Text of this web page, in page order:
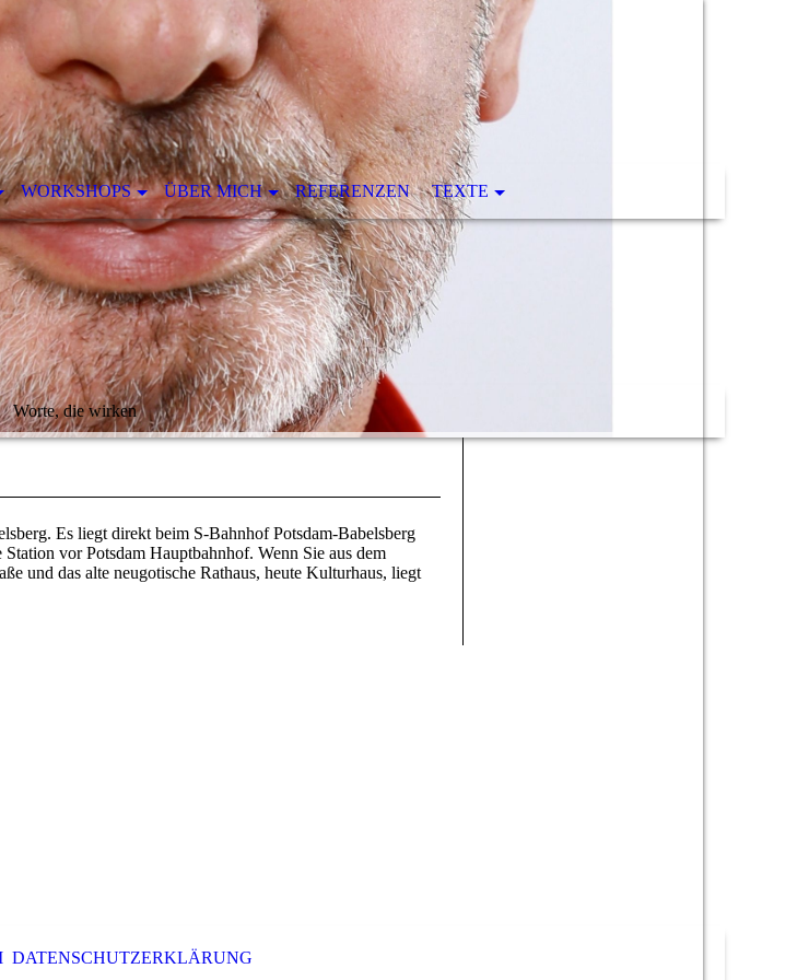
WORKSHOPS ÜBER MICH REFERENZEN TEXTE
Worte, die wirken
Es liegt direkt beim S-Bahnhof Potsdam-Babelsberg
vor Potsdam Hauptbahnhof. Wenn Sie aus dem
und das alte neugotische Rathaus, heute Kulturhaus, liegt
DATENSCHUTZERKLÄRUNG